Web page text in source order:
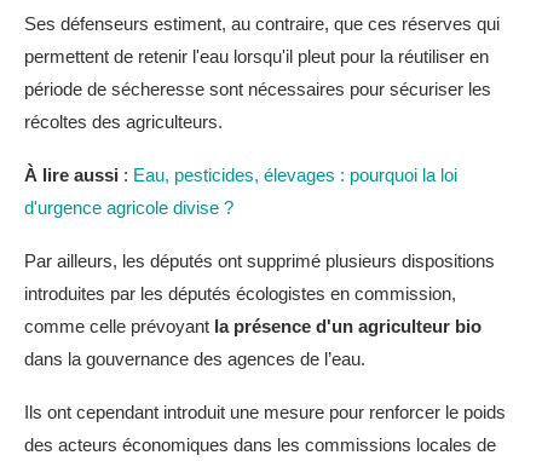
Ses défenseurs estiment, au contraire, que ces réserves qui
permettent de retenir l'eau lorsqu'il pleut pour la réutiliser en
période de sécheresse sont nécessaires pour sécuriser les
récoltes des agriculteurs.
À lire aussi : Eau, pesticides, élevages : pourquoi la loi
d'urgence agricole divise ?
Par ailleurs, les députés ont supprimé plusieurs dispositions
introduites par les députés écologistes en commission,
comme celle prévoyant la présence d'un agriculteur bio
dans la gouvernance des agences de l’eau.
Ils ont cependant introduit une mesure pour renforcer le poids
des acteurs économiques dans les commissions locales de